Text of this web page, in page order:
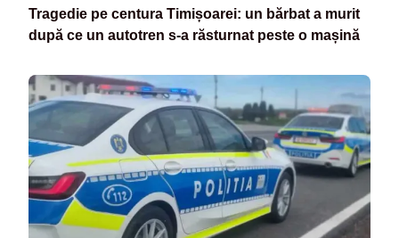
Tragedie pe centura Timișoarei: un bărbat a murit
după ce un autotren s-a răsturnat peste o mașină